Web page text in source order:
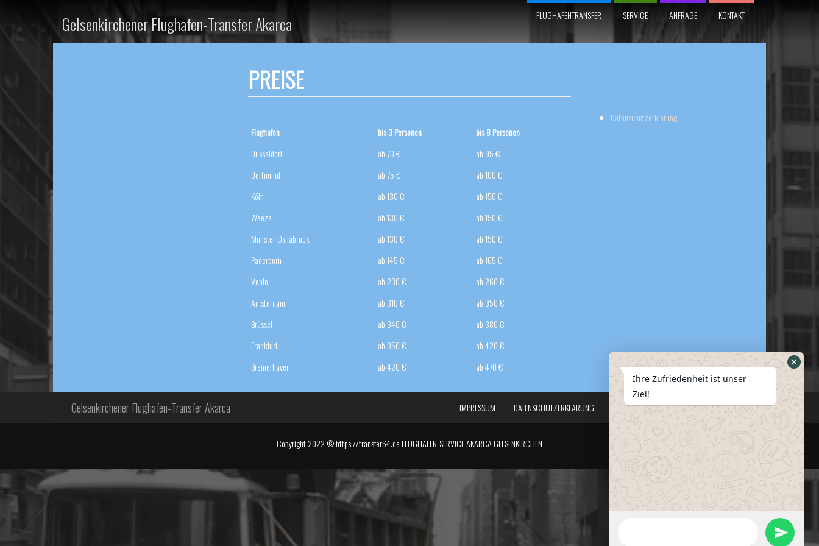
Gelsenkirchener Flughafen-Transfer Akarca FLUGHAFENTRANSFER SERVICE ANFRAGE KONTAKT
PREISE
Flughafen bis 3 Personen
bis 8 Personen
Düsseldorf
ab 70 €
ab 95 €
Dortmund
ab 75 €
ab 100 €
Köln
ab 130 €
ab 150 €
Weeze
ab 130 €
ab 150 €
Münster Osnabrück
ab 130 €
ab 150 €
Paderborn
ab 145 €
ab 165 €
Venlo
ab 230 €
ab 260 €
Amsterdam
ab 310 €
ab 350 €
Brüssel
ab 340 €
ab 380 €
Frankfurt
ab 350 €
ab 420 €
Bremerhaven
ab 420 € ab 470 €
Datenschutzerklärung
Gelsenkirchener Flughafen-Transfer Akarca IMPRESSUM DATENSCHUTZERKLÄRUNG REGISTRIEREN SERVICES PREISE
Copyright 2022 © https://transfer64.de FLUGHAFEN-SERVICE AKARCA GELSENKIRCHEN
Ihre Zufriedenheit ist unser
Ziel!